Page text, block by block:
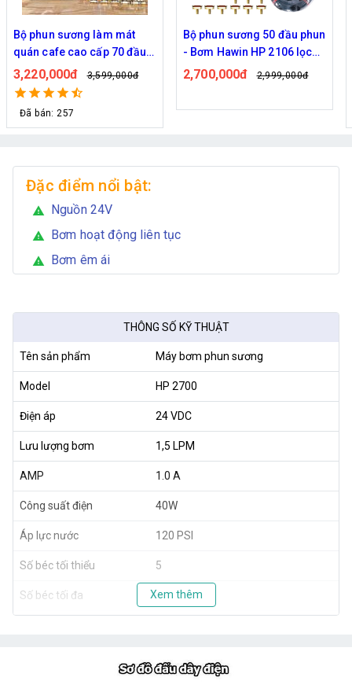
Bộ phun sương 50 đầu phun
- Bơm Hawin HP 2106 lọc
rác 50M dây
2,700,000đ 2,999,000đ
Hệ thống phun sương làm
mát trọn bộ Daehan DH-
6017 20 béc
1,130,000đ 1,299,000đ
Đã bán: 320
Đặc điểm nổi bật:
warning Nguồn 24V
warning Bơm hoạt động liên tục
warning Bơm êm ái
THÔNG SỐ KỸ THUẬT
Tên sản phẩm Máy bơm phun sương
Model HP 2700
Điện áp 24 VDC
Lưu lượng bơm 1,5 LPM
AMP 1.0 A
Công suất điện 40W
Áp lực nước 120 PSI
Số béc tối thiểu 5
Số béc tối đa 20
Xem thêm